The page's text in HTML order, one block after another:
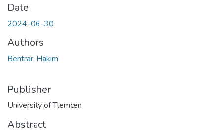
Date
2024-06-30
Authors
Bentrar, Hakim
Publisher
University of Tlemcen
Abstract